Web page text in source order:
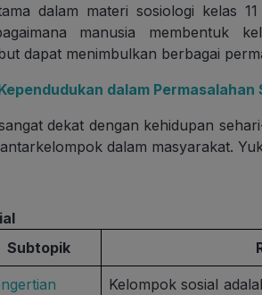
dalam materi sosiologi kelas
manusia membentuk
dapat menimbulkan berbagai
dalam Permasalahan
dekat dengan kehidupan
dalam masyarakat.
Subtopik
Kelompok sosial